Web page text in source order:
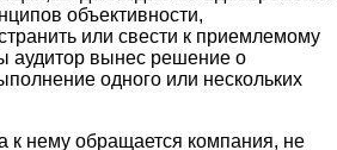
объективности,
или свести к приемлемому
аудитор вынес решение о
одного или нескольких
к нему обращается компания, не